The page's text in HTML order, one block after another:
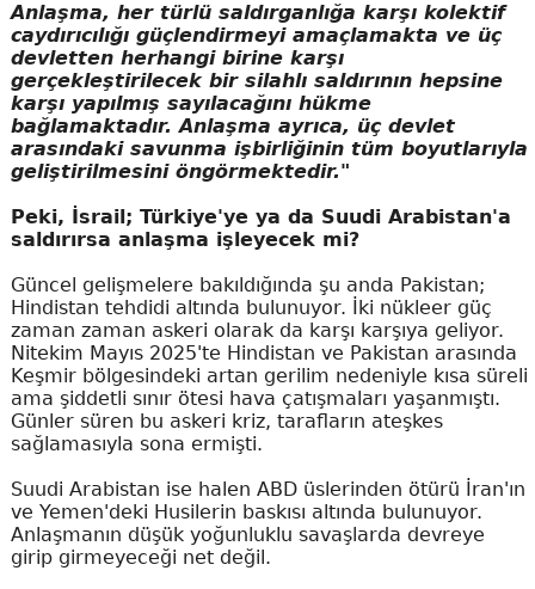
Anlaşma, her türlü saldırganlığa karşı kolektif
caydırıcılığı güçlendirmeyi amaçlamakta ve üç
devletten herhangi birine karşı
gerçekleştirilecek bir silahlı saldırının hepsine
karşı yapılmış sayılacağını hükme
bağlamaktadır. Anlaşma ayrıca, üç devlet
arasındaki savunma işbirliğinin tüm boyutlarıyla
geliştirilmesini öngörmektedir."
Peki, İsrail; Türkiye'ye ya da Suudi Arabistan'a
saldırırsa anlaşma işleyecek mi?
Güncel gelişmelere bakıldığında şu anda Pakistan;
Hindistan tehdidi altında bulunuyor. İki nükleer güç
zaman zaman askeri olarak da karşı karşıya geliyor.
Nitekim Mayıs 2025'te Hindistan ve Pakistan arasında
Keşmir bölgesindeki artan gerilim nedeniyle kısa süreli
ama şiddetli sınır ötesi hava çatışmaları yaşanmıştı.
Günler süren bu askeri kriz, tarafların ateşkes
sağlamasıyla sona ermişti.
Suudi Arabistan ise halen ABD üslerinden ötürü İran'ın
ve Yemen'deki Husilerin baskısı altında bulunuyor.
Anlaşmanın düşük yoğunluklu savaşlarda devreye
girip girmeyeceği net değil.